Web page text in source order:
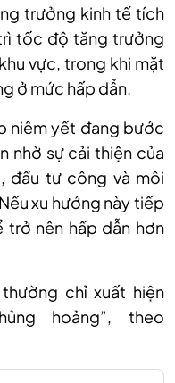
trưởng kinh tế tích
tốc độ tăng trưởng
vực, trong khi mặt
ở mức hấp dẫn.
niêm yết đang bước
nhờ sự cải thiện của
đầu tư công và môi
xu hướng này tiếp
trở nên hấp dẫn hơn
chỉ xuất hiện
hoảng”, theo